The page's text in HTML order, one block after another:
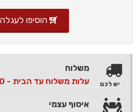
הוסיפו לעגלה
משלוח
עלות משלוח עד הבית - 30.00 ש"ח בלבד
איסוף עצמי
יש לכם